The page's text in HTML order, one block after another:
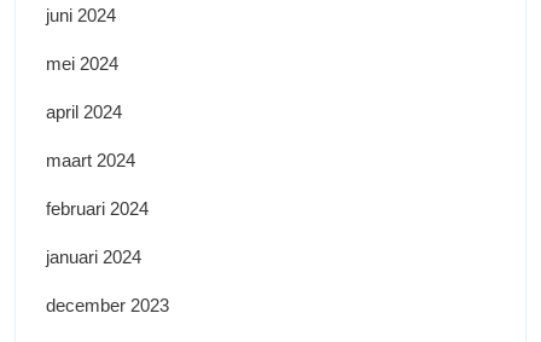
juni 2024
mei 2024
april 2024
maart 2024
februari 2024
januari 2024
december 2023